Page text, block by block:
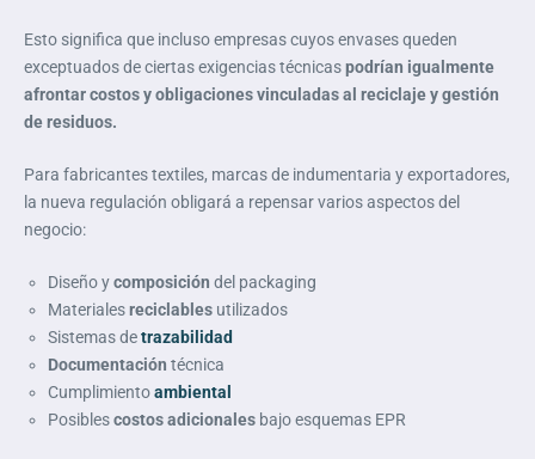
Esto significa que incluso empresas cuyos envases queden
exceptuados de ciertas exigencias técnicaspodrían igualmente
afrontar costos y obligaciones vinculadas al reciclaje y gestión
de residuos.
Para fabricantes textiles, marcas de indumentaria y exportadores,
la nueva regulación obligará a repensar varios aspectos del
negocio:
Diseño ycomposición del packaging
Materialesreciclables utilizados
Sistemas detrazabilidad
Documentación técnica
Cumplimientoambiental
Posiblescostos adicionales bajo esquemas EPR